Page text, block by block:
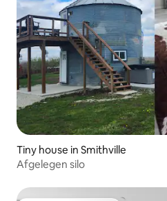
Tiny house in Smithville
Afgelegen silo